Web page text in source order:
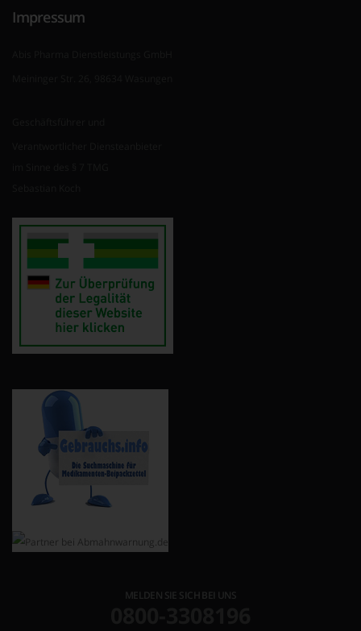
Impressum
MELDEN SIE SICH BEI UNS